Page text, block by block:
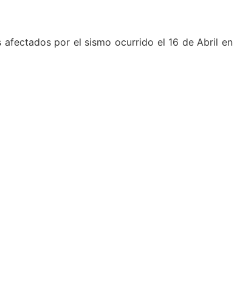
afectados por el sismo ocurrido el 16 de Abril en